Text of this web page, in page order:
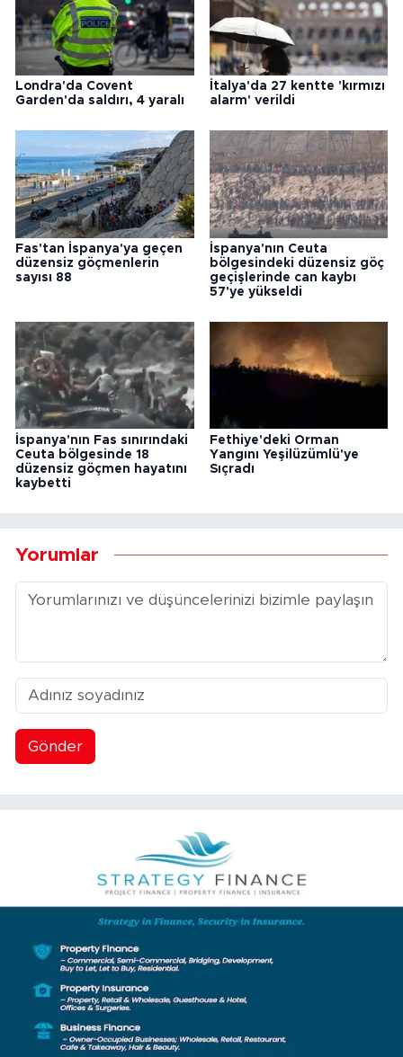
Londra'da Covent
Garden'da saldırı, 4 yaralı
İtalya'da 27 kentte 'kırmızı
alarm' verildi
Fas'tan İspanya'ya geçen
düzensiz göçmenlerin
sayısı 88
İspanya'nın Ceuta
bölgesindeki düzensiz göç
geçişlerinde can kaybı
57'ye yükseldi
İspanya'nın Fas sınırındaki
Ceuta bölgesinde 18
düzensiz göçmen hayatını
kaybetti
Fethiye'deki Orman
Yangını Yeşilüzümlü'ye
Sıçradı
Yorumlar
Gönder